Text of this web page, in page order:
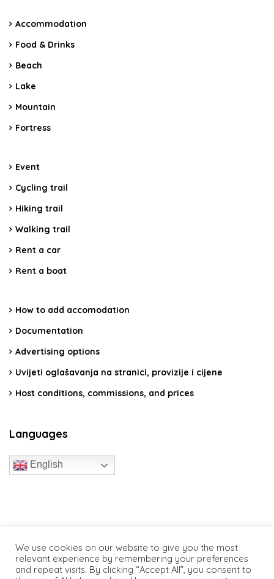
Accommodation
Food & Drinks
Beach
Lake
Mountain
Fortress
Event
Cycling trail
Hiking trail
Walking trail
Rent a car
Rent a boat
How to add accomodation
Documentation
Advertising options
Uvijeti oglašavanja na stranici, provizije i cijene
Host conditions, commissions, and prices
Languages
English
We use cookies on our website to give you the most
relevant experience by remembering your preferences
and repeat visits. By clicking “Accept All”, you consent to